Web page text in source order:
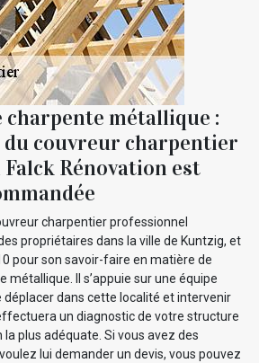
charpente métallique :
couvreur charpentier
Rénovation est
charpentier professionnel
propriétaires dans la ville de Kuntzig, et
pour son savoir-faire en matière de
métallique. Il s’appuie sur une équipe
déplacer dans cette localité et intervenir
un diagnostic de votre structure
plus adéquate. Si vous avez des
lui demander un devis, vous pouvez